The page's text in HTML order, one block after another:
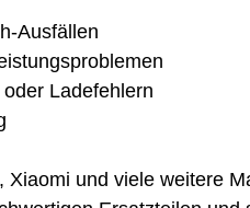
Ausfällen
Ladefehlern
und viele weitere